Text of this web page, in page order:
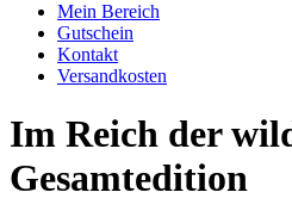
Mein Bereich
Gutschein
Kontakt
Versandkosten
Im Reich der
Gesamtedition